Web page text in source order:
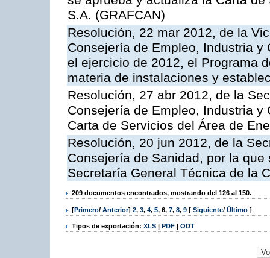
S.A. (GRAFCAN)
Resolución, 22 mar 2012, de la
Consejería de Empleo, Industria
el ejercicio de 2012, el Programa
materia de instalaciones y
Resolución, 27 abr 2012, de la
Consejería de Empleo, Industria
Carta de Servicios del Área de
Resolución, 20 jun 2012, de la
Consejería de Sanidad, por la
Secretaría General Técnica de la
209 documentos encontrados, mostrando del 126 al 150.
[Primero/ Anterior] 2, 3, 4, 5, 6, 7, 8, 9 [ Siguiente/ Último ]
Tipos de exportación: XLS | PDF | ODT